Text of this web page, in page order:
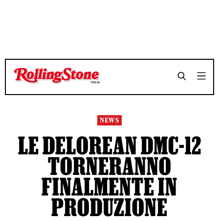
TEMPO DI LETTURA 3 MINUTI SHARE
TEMPO DI LETTURA 3 MINUTI SHARE
NEWS
LE DELOREAN DMC-12
TORNERANNO
FINALMENTE IN
PRODUZIONE